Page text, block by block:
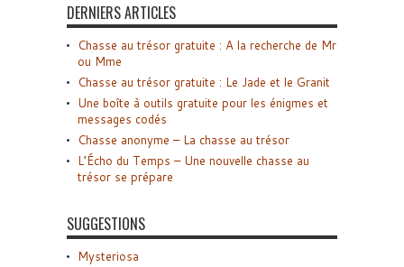
DERNIERS ARTICLES
Chasse au trésor gratuite : A la recherche de Mr
ou Mme
Chasse au trésor gratuite : Le Jade et le Granit
Une boîte à outils gratuite pour les énigmes et
messages codés
Chasse anonyme – La chasse au trésor
L’Écho du Temps – Une nouvelle chasse au
trésor se prépare
SUGGESTIONS
Mysteriosa